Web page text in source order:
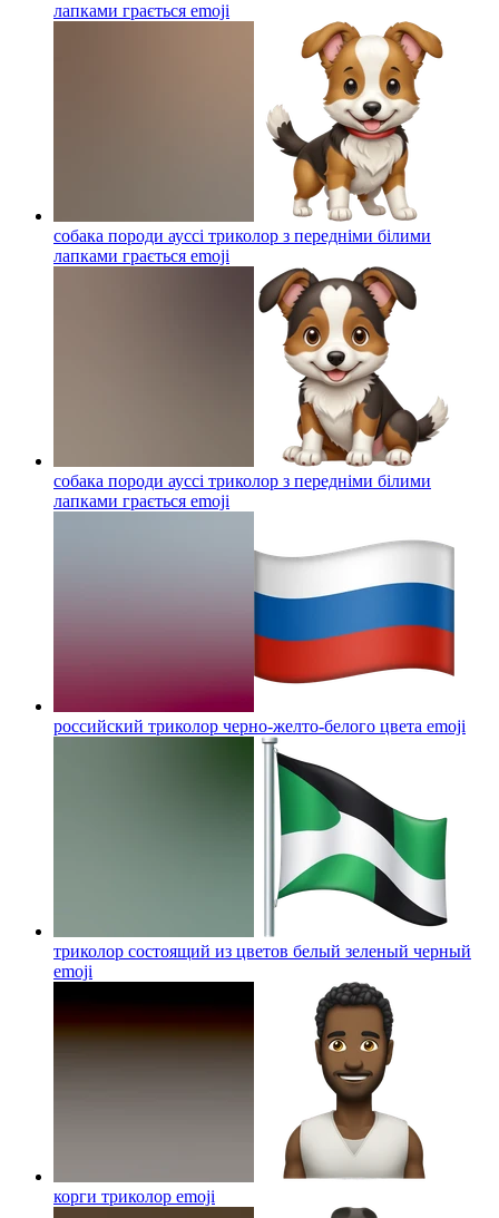
лапками грається emoji
собака породи ауссі триколор з передніми білими
лапками грається emoji
собака породи ауссі триколор з передніми білими
лапками грається emoji
российский триколор черно-желто-белого цвета emoji
триколор состоящий из цветов белый зеленый черный
emoji
корги триколор emoji